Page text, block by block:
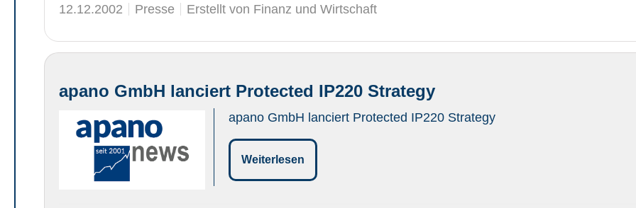
12.12.2002 Presse Erstellt von Finanz und Wirtschaft
apano GmbH lanciert Protected IP220 Strategy
apano GmbH lanciert Protected IP220 Strategy
Weiterlesen